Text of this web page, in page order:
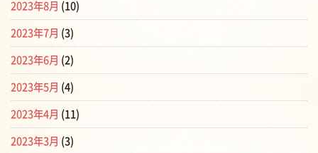
2023年8月 (10)
2023年7月 (3)
2023年6月 (2)
2023年5月 (4)
2023年4月 (11)
2023年3月 (3)